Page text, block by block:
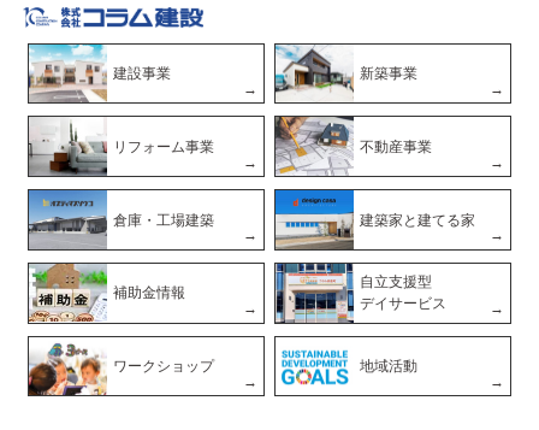
建設事業 新築事業
リフォーム事業 不動産事業
倉庫・工場建築 建築家と建てる家
補助金情報
自立支援型
デイサービス
ワークショップ 地域活動